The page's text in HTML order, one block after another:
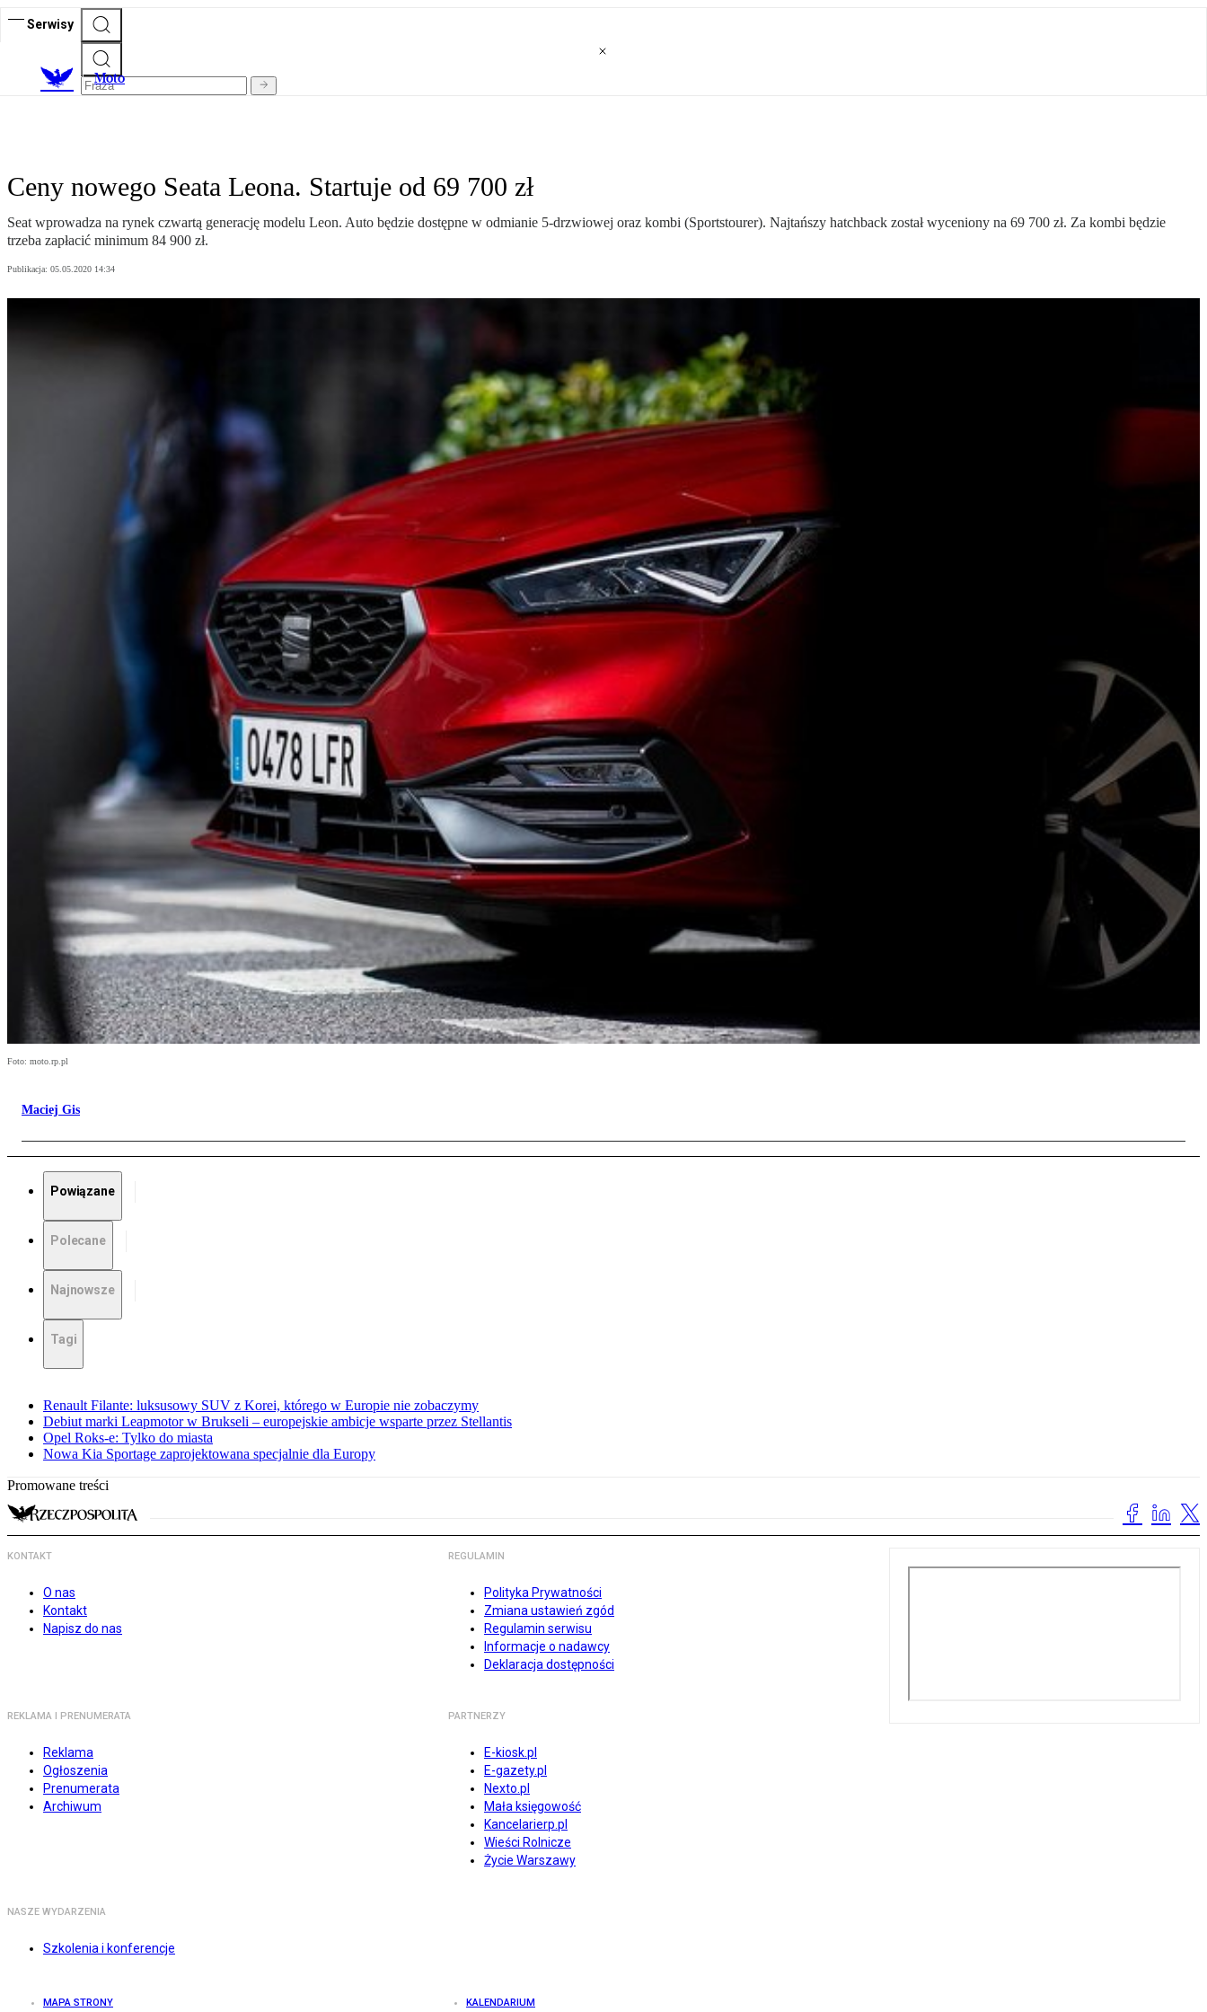
Serwisy
Moto
Ceny nowego Seata Leona. Startuje od 69 700 zł
Seat wprowadza na rynek czwartą generację modelu Leon. Auto będzie dostępne w odmianie 5-drzwiowej oraz kombi (Sportstourer). Najtańszy hatchback został wyceniony na 69 700 zł. Za kombi będzie
trzeba zapłacić minimum 84 900 zł.
Publikacja: 05.05.2020 14:34
Foto: moto.rp.pl
Maciej Gis
Powiązane
Polecane
Najnowsze
Tagi
Renault Filante: luksusowy SUV z Korei, którego w Europie nie zobaczymy
Debiut marki Leapmotor w Brukseli – europejskie ambicje wsparte przez Stellantis
Opel Roks-e: Tylko do miasta
Nowa Kia Sportage zaprojektowana specjalnie dla Europy
Promowane treści
KONTAKT
O nas
Kontakt
Napisz do nas
REGULAMIN
Polityka Prywatności
Zmiana ustawień zgód
Regulamin serwisu
Informacje o nadawcy
Deklaracja dostępności
REKLAMA I PRENUMERATA
Reklama
Ogłoszenia
Prenumerata
Archiwum
PARTNERZY
E-kiosk.pl
E-gazety.pl
Nexto.pl
Mała księgowość
Kancelarierp.pl
Wieści Rolnicze
Życie Warszawy
NASZE WYDARZENIA
Szkolenia i konferencje
MAPA STRONY KALENDARIUM